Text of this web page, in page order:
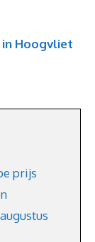
Hoogvliet
prijs